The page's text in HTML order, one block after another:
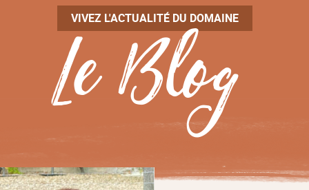
VIVEZ L'ACTUALITÉ DU DOMAINE
Le Blog